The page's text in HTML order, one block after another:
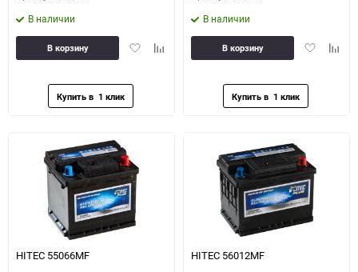
В наличии
ДобавитьДобавить
В корзину
В наличии
Добавить
В корзину
HITEC 55066MF HITEC 56012MF